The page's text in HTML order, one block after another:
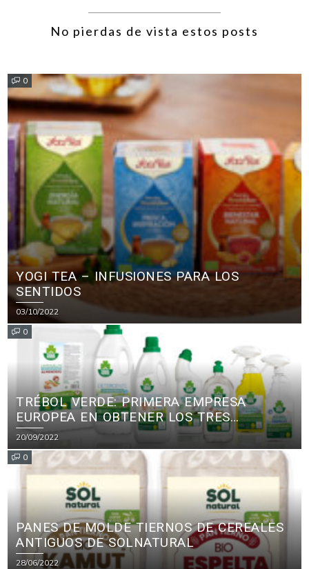
No pierdas de vista estos posts
0
YOGI TEA – INFUSIONES PARA LOS
SENTIDOS
03/10/2022
0
TRÉBOL VERDE: PRIMERA EMPRESA
EUROPEA EN OBTENER LOS TRES
PRINCIPALES CERTIFICADOS ECOLÓGICOS
PARA PRODUCTOS DE LIMPIEZA
20/09/2022
0
PANES DE MOLDE TIERNOS DE CEREALES
ANTIGUOS DE SOLNATURAL
28/06/2022